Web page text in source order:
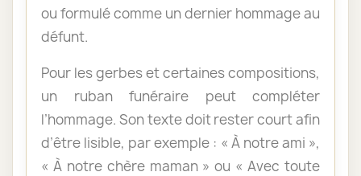
ou formulé comme un dernier hommage au
défunt.
Pour les gerbes et certaines compositions,
un ruban funéraire peut compléter
l’hommage. Son texte doit rester court afin
d’être lisible, par exemple : « À notre ami »,
« À notre chère maman » ou « Avec toute